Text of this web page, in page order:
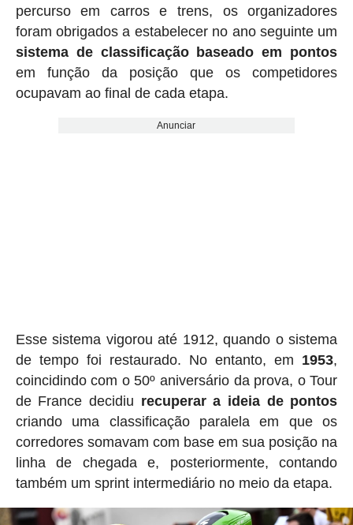
percurso em carros e trens, os organizadores
foram obrigados a estabelecer no ano seguinte um
sistema de classificação baseado em pontos
em função da posição que os competidores
ocupavam ao final de cada etapa.
Anunciar
Esse sistema vigorou até 1912, quando o sistema
de tempo foi restaurado. No entanto, em 1953,
coincidindo com o 50º aniversário da prova, o Tour
de France decidiu recuperar a ideia de pontos
criando uma classificação paralela em que os
corredores somavam com base em sua posição na
linha de chegada e, posteriormente, contando
também um sprint intermediário no meio da etapa.